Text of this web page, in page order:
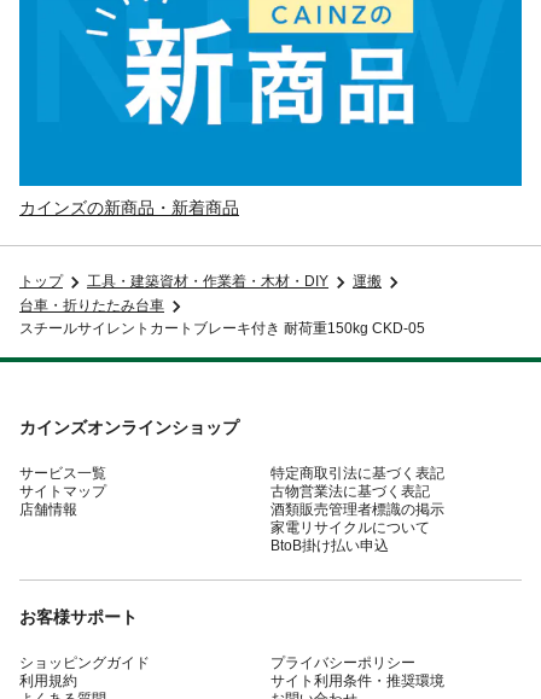
カインズの新商品・新着商品
トップ 工具・建築資材・作業着・木材・DIY
運搬
台車・折りたたみ台車
スチールサイレントカートブレーキ付き 耐荷重150kg CKD-05
カインズオンラインショップ
サービス一覧
サイトマップ
店舗情報
特定商取引法に基づく表記
古物営業法に基づく表記
酒類販売管理者標識の掲示
家電リサイクルについて
BtoB掛け払い申込
お客様サポート
ショッピングガイド
利用規約
プライバシーポリシー
サイト利用条件・推奨環境